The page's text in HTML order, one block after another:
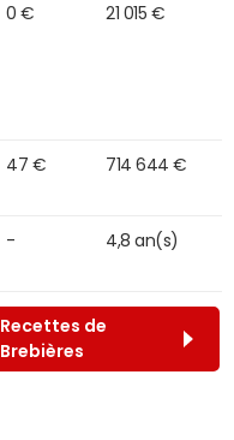
0 € 21 015 €
47 € 714 644 €
- 4,8 an(s)
Recettes de
Brebières